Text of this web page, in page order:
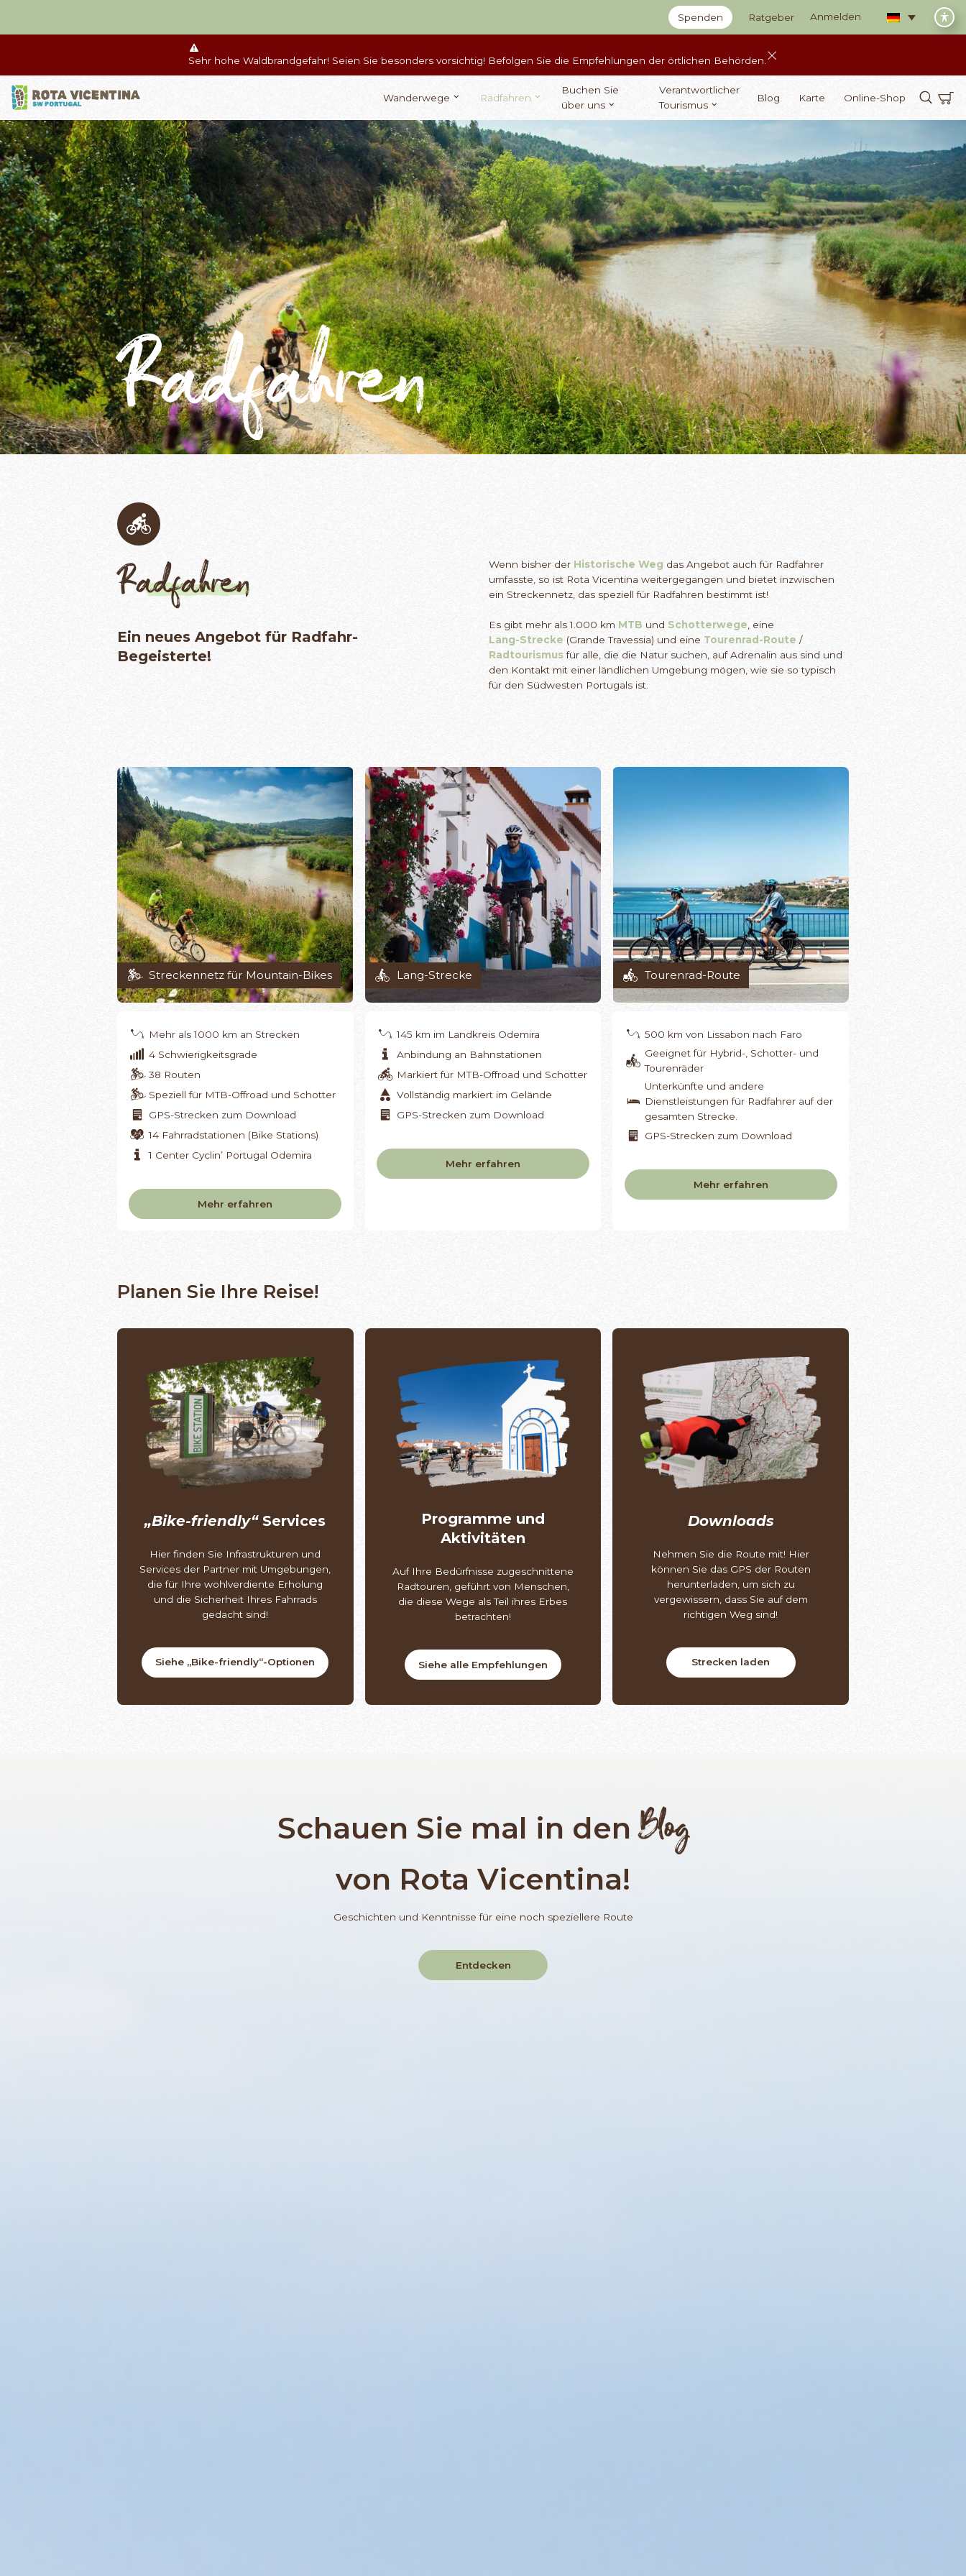
Spenden Ratgeber Anmelden
Sehr hohe Waldbrandgefahr! Seien Sie besonders vorsichtig! Befolgen Sie die Empfehlungen der örtlichen Behörden.
Wanderwege Radfahren
Buchen Sie
über uns
Verantwortlicher
Tourismus
Blog Karte Online-Shop
Radfahren
Radfahren
Ein neues Angebot für Radfahr-
Begeisterte!
Wenn bisher der Historische Weg das Angebot auch für Radfahrer
umfasste, so ist Rota Vicentina weitergegangen und bietet inzwischen
ein Streckennetz, das speziell für Radfahren bestimmt ist!
Es gibt mehr als 1.000 km MTB und Schotterwege , eine
Lang-Strecke (Grande Travessia) und eine Tourenrad-Route /
Radtourismusfür alle, die die Natur suchen, auf Adrenalin aus sind und
den Kontakt mit einer ländlichen Umgebung mögen, wie sie so typisch
für den Südwesten Portugals ist.
Streckennetz für Mountain-Bikes
Mehr als 1000 km an Strecken
4 Schwierigkeitsgrade
38 Routen
Speziell für MTB-Offroad und Schotter
GPS-Strecken zum Download
14 Fahrradstationen (Bike Stations)
1 Center Cyclin’ Portugal Odemira
Mehr erfahren
Lang-Strecke
145 km im Landkreis Odemira
Anbindung an Bahnstationen
Markiert für MTB-Offroad und Schotter
Vollständig markiert im Gelände
GPS-Strecken zum Download
Mehr erfahren
Tourenrad-Route
500 km von Lissabon nach Faro
Geeignet für Hybrid-, Schotter- und
Tourenräder
Unterkünfte und andere
Dienstleistungen für Radfahrer auf der
gesamten Strecke.
GPS-Strecken zum Download
Mehr erfahren
Planen Sie Ihre Reise!
„Bike-friendly“Services
Hier finden Sie Infrastrukturen und
Services der Partner mit Umgebungen,
die für Ihre wohlverdiente Erholung
und die Sicherheit Ihres Fahrrads
gedacht sind!
Siehe „Bike-friendly“-Optionen
Programme und
Aktivitäten
Auf Ihre Bedürfnisse zugeschnittene
Radtouren, geführt von Menschen,
die diese Wege als Teil ihres Erbes
betrachten!
Siehe alle Empfehlungen
Downloads
Nehmen Sie die Route mit! Hier
können Sie das GPS der Routen
herunterladen, um sich zu
vergewissern, dass Sie auf dem
richtigen Weg sind!
Strecken laden
Schauen Sie mal in denBlog
von Rota Vicentina!
Geschichten und Kenntnisse für eine noch speziellere Route
Entdecken